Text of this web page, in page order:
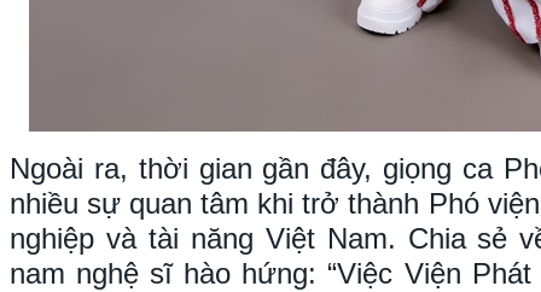
Ngoài ra, thời gian gần đây, giọng ca
nhiều sự quan tâm khi trở thành Phó
nghiệp và tài năng Việt Nam. Chia sẻ
nam nghệ sĩ hào hứng: “Việc Viện